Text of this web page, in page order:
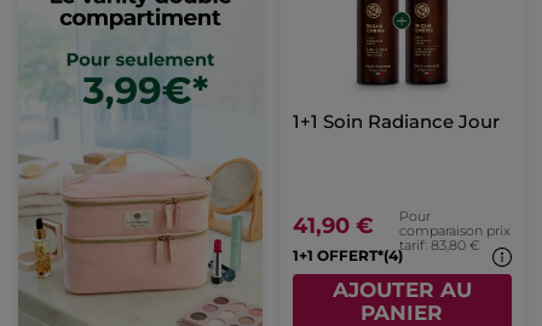
1+1 Soin Radiance Jour
41,90 €
Pour
comparaison prix
tarif: 83,80 €
1+1 OFFERT*(4)
AJOUTER AU
PANIER